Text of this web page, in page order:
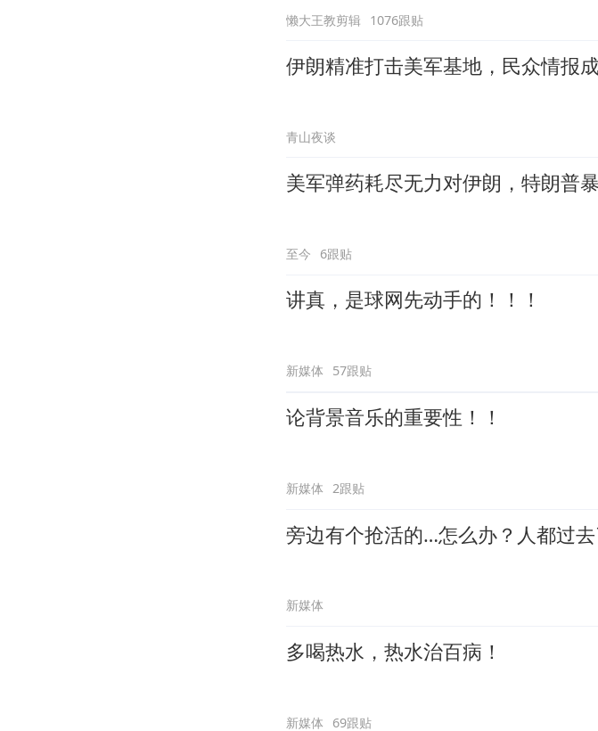
懒大王教剪辑 1076跟贴
伊朗精准打击美军基地，民众情报
青山夜谈
美军弹药耗尽无力对伊朗，特朗普
至今 6跟贴
讲真，是球网先动手的！！！
新媒体 57跟贴
论背景音乐的重要性！！
新媒体 2跟贴
旁边有个抢活的…怎么办？人都过去
新媒体
多喝热水，热水治百病！
新媒体 69跟贴